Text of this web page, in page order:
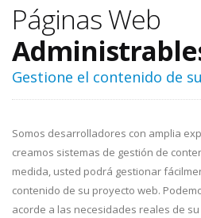
Páginas Web
Gestione el contenido de
Somos desarrolladores con amplia
creamos sistemas de gestión de
medida, usted podrá gestionar
contenido de su proyecto web.
acorde a las necesidades reales de